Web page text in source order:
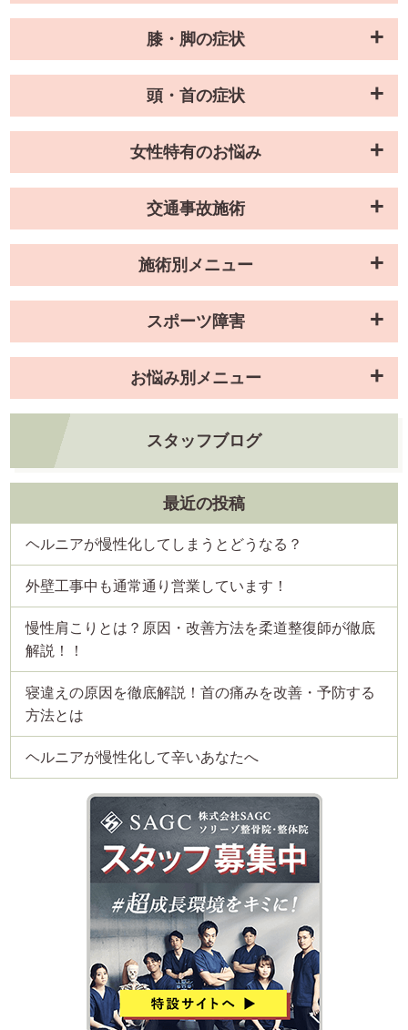
膝・脚の症状
頭・首の症状
女性特有のお悩み
交通事故施術
施術別メニュー
スポーツ障害
お悩み別メニュー
スタッフブログ
最近の投稿
ヘルニアが慢性化してしまうとどうなる？
外壁工事中も通常通り営業しています！
慢性肩こりとは？原因・改善方法を柔道整復師が徹底
解説！！
寝違えの原因を徹底解説！首の痛みを改善・予防する
方法とは
ヘルニアが慢性化して辛いあなたへ